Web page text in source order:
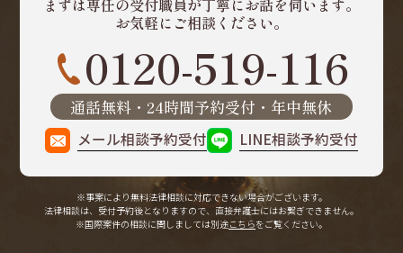
お気軽にご相談ください。
0120-519-116
通話無料・24時間予約受付・年中無休
メール相談予約受付 LINE相談予約受付
※事案により無料法律相談に対応できない場合がございます。
法律相談は、受付予約後となりますので、 直接弁護士にはお繋ぎできません。
※国際案件の相談に関しましては別途こちらをご覧ください。